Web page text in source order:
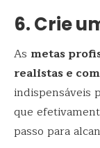
6. Crie
As metas
realistas e
indispensáveis
que
passo para